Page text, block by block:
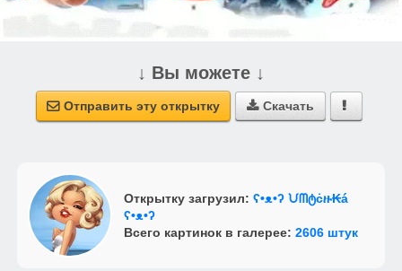
↓ Вы можете ↓
 Отправить эту открытку  Скачать 
Открытку загрузил: ʕ•ᴥ•ʔ ᙀᗰტċዙ₭á
ʕ•ᴥ•ʔ
Всего картинок в галерее: 2606 штук